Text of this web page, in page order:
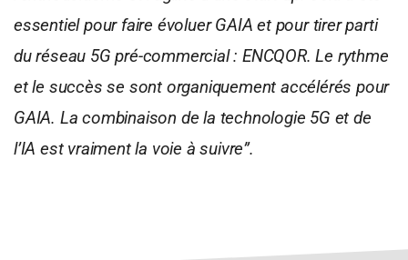
essentiel pour faire évoluer GAIA et pour tirer parti
du réseau 5G pré-commercial: ENCQOR. Le rythme
et le succès se sont organiquement accélérés pour
GAIA. Lacombinaison de la technologie 5G et de
l’IA est vraiment la voie à suivre”.